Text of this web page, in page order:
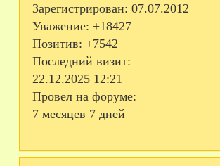
Зарегистрирован: 07.07.2012
Уважение: +18427
Позитив: +7542
Последний визит:
22.12.2025 12:21
Провел на форуме:
7 месяцев 7 дней